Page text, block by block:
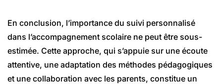
En conclusion, l’importance du suivi personnalisé
dans l’accompagnement scolaire ne peut être sous-
estimée. Cette approche, qui s’appuie sur une écoute
attentive, une adaptation des méthodes pédagogiques
et une collaboration avec les parents, constitue un